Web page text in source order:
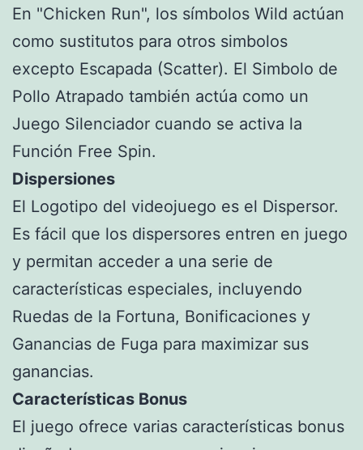
En "Chicken Run", los símbolos Wild actúan
como sustitutos para otros simbolos
excepto Escapada (Scatter). El Simbolo de
Pollo Atrapado también actúa como un
Juego Silenciador cuando se activa la
Función Free Spin.
Dispersiones
El Logotipo del videojuego es el Dispersor.
Es fácil que los dispersores entren en juego
y permitan acceder a una serie de
características especiales, incluyendo
Ruedas de la Fortuna, Bonificaciones y
Ganancias de Fuga para maximizar sus
ganancias.
Características Bonus
El juego ofrece varias características bonus